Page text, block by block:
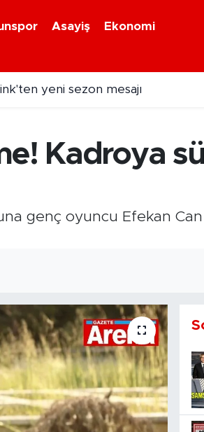
Asayiş
Ekonomi
kişi yaralandı
Kadroya
genç oyuncu Efekan Can